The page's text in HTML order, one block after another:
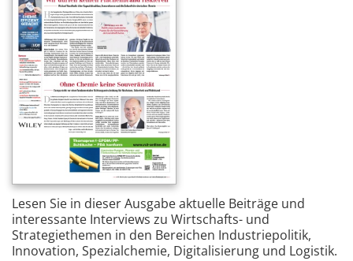
Lesen Sie in dieser Ausgabe aktuelle Beiträge und
interessante Interviews zu Wirtschafts- und
Strategiethemen in den Bereichen Industriepolitik,
Innovation, Spezialchemie, Digitalisierung und Logistik.